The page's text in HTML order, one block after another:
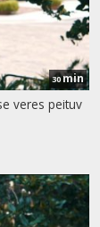
30min
veres peituv